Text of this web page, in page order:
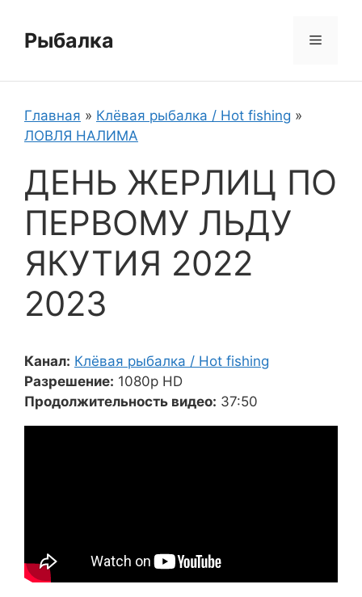
содержимому
Рыбалка Меню
Главная » Клёвая рыбалка / Hot fishing »
ЛОВЛЯ НАЛИМА
ДЕНЬ ЖЕРЛИЦ ПО
ПЕРВОМУ ЛЬДУ
ЯКУТИЯ 2022
2023
Канал: Клёвая рыбалка / Hot fishing
Разрешение: 1080p HD
Продолжительность видео: 37:50